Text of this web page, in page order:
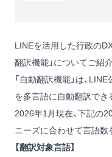
LINEを活用した行政の
翻訳機能」についてご紹
「自動翻訳機能」は、
を多言語に自動翻訳でき
2026年1月現在、下記の
ニーズに合わせて言語数
【翻訳対象言語】